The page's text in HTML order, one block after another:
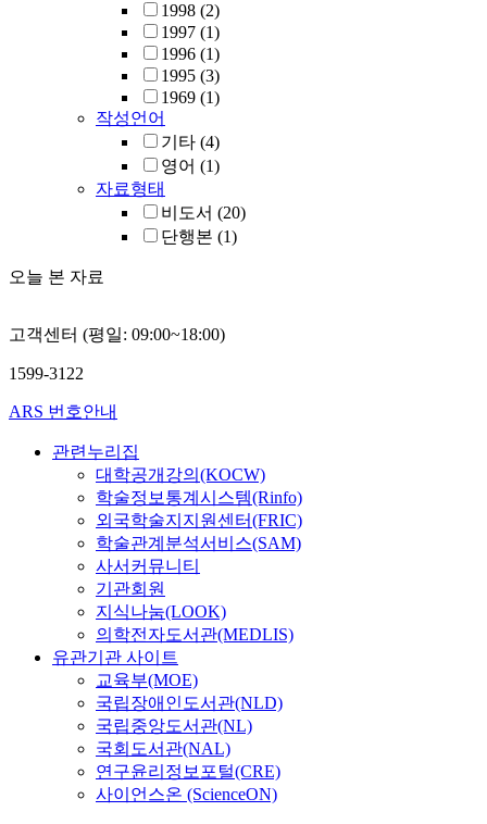
1998 (2)
1997 (1)
1996 (1)
1995 (3)
1969 (1)
작성언어
기타 (4)
영어 (1)
자료형태
비도서 (20)
단행본 (1)
오늘 본 자료
고객센터 (평일: 09:00~18:00)
1599-3122
ARS 번호안내
관련누리집
대학공개강의(KOCW)
학술정보통계시스템(Rinfo)
외국학술지지원센터(FRIC)
학술관계분석서비스(SAM)
사서커뮤니티
기관회원
지식나눔(LOOK)
의학전자도서관(MEDLIS)
유관기관 사이트
교육부(MOE)
국립장애인도서관(NLD)
국립중앙도서관(NL)
국회도서관(NAL)
연구윤리정보포털(CRE)
사이언스온 (ScienceON)